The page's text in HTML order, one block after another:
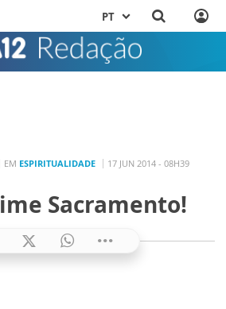
PT
EM ESPIRITUALIDADE 17 JUN 2014 - 08H39
Sacramento!